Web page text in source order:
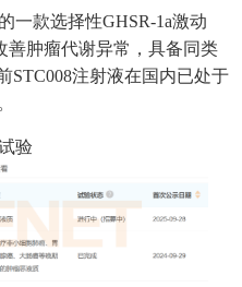
一款选择性GHSR-1a激动
善肿瘤代谢异常，具备同类
STC008注射液在国内已处于
验